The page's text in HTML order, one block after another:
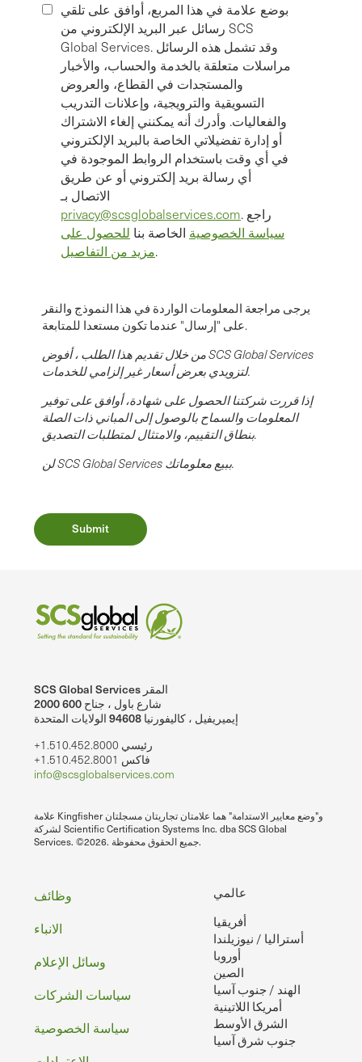
بوضع علامة في هذا المربع، أوافق على تلقي
رسائل عبر البريد الإلكتروني من SCS
Global Services. وقد تشمل هذه الرسائل
مراسلات متعلقة بالخدمة والحساب، والأخبار
والمستجدات في القطاع، والعروض
التسويقية والترويجية، وإعلانات التدريب
والفعاليات. وأدرك أنه يمكنني إلغاء الاشتراك
أو إدارة تفضيلاتي الخاصة بالبريد الإلكتروني
في أي وقت باستخدام الروابط الموجودة في
أي رسالة بريد إلكتروني أو عن طريق
الاتصال بـ
privacy@scsglobalservices.com . راجع
سياسة الخصوصية الخاصة بنا للحصول على
مزيد من التفاصيل.
يرجى مراجعة المعلومات الواردة في هذا النموذج والنقر
على "إرسال" عندما تكون مستعدا للمتابعة.
من خلال تقديم هذا الطلب ، أفوض SCS Global Services
لتزويدي بعرض أسعار غير إلزامي للخدمات.
إذا قررت شركتنا الحصول على شهادة، أوافق على توفير
المعلومات والسماح بالوصول إلى المباني ذات الصلة
بنطاق التقييم، والامتثال لمتطلبات التصديق.
لن SCS Global Services ببيع معلوماتك.
SCS Global Services المقر
2000 شارع باول ، جناح 600
إيميريفيل ، كاليفورنيا 94608 الولايات المتحدة
+1.510.452.8000 رئيسي
+1.510.452.8001 فاكس
info@scsglobalservices.com
علامة Kingfisher و"وضع معايير الاستدامة" هما علامتان تجاريتان مسجلتان
لشركة Scientific Certification Systems Inc. dba SCS Global
Services. ©2026. جميع الحقوق محفوظة.
عالمي
أفريقيا
أستراليا / نيوزيلندا
أوروبا
الصين
الهند / جنوب آسيا
أمريكا اللاتينية
الشرق الأوسط
جنوب شرق آسيا
تذييل
الصفحه
وظائف
الانباء
وسائل الإعلام
سياسات الشركات
سياسة الخصوصية